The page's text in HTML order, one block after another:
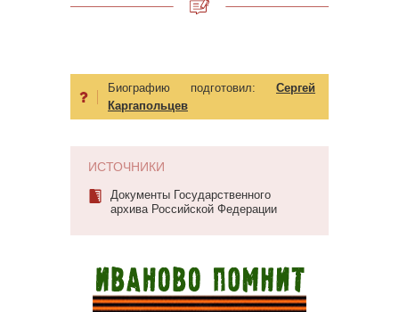
Биографию подготовил: Сергей
Каргапольцев
ИСТОЧНИКИ
Документы Государственного
архива Российской Федерации